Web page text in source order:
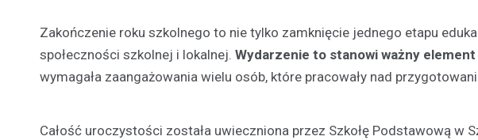
Zakończenie roku szkolnego to nie tylko zamknięcie jednego etapu
społeczności szkolnej i lokalnej. Wydarzenie to stanowi ważny
wymagała zaangażowania wielu osób, które pracowały nad
Całość uroczystości została uwieczniona przez Szkołę Podstawową w